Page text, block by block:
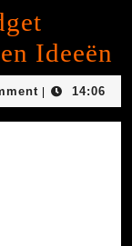
Ideeën
14:06